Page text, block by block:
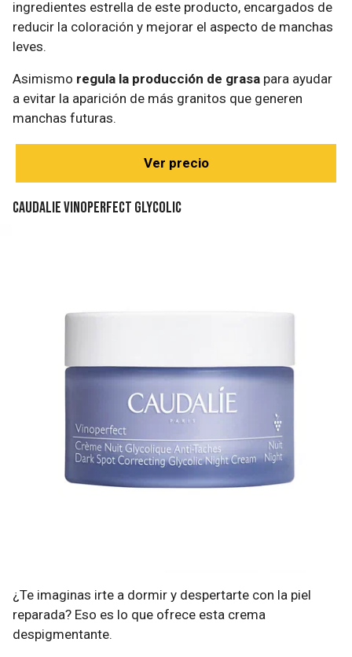
ingredientes estrella de este producto, encargados de
reducir la coloración y mejorar el aspecto de manchas
leves.
Asimismo regula la producción de grasa para ayudar
a evitar la aparición de más granitos que generen
manchas futuras.
Ver precio
Caudalie Vinoperfect Glycolic
¿Te imaginas irte a dormir y despertarte con la piel
reparada? Eso es lo que ofrece esta crema
despigmentante.